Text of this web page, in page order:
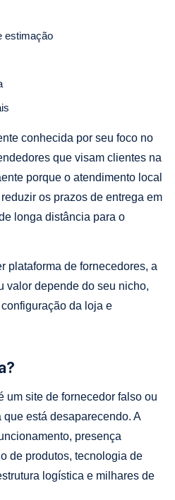
estimação
conhecida por seu foco no
que visam clientes na
porque o atendimento local
os prazos de entrega em
longa distância para o
plataforma de fornecedores, a
valor depende do seu nicho,
da loja e
um site de fornecedor falso ou
está desaparecendo. A
presença
de produtos, tecnologia de
logística e milhares de